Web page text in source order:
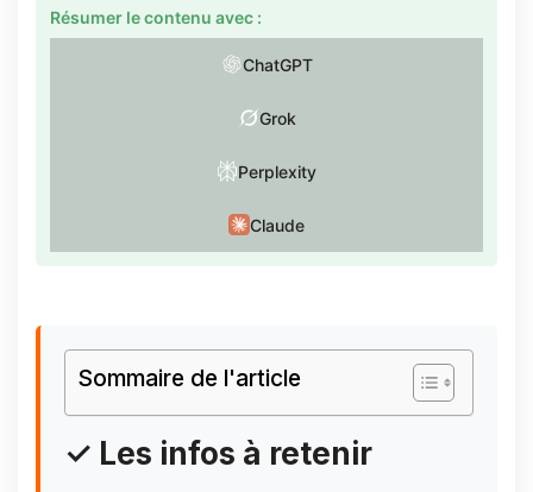
Résumer le contenu avec :
ChatGPT
Grok
Perplexity
Claude
Sommaire de l'article
✓ Les infos à retenir